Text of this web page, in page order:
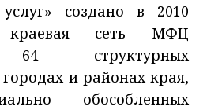
создано в 2010
краевая сеть МФЦ
64 структурных
и районах края,
обособленных